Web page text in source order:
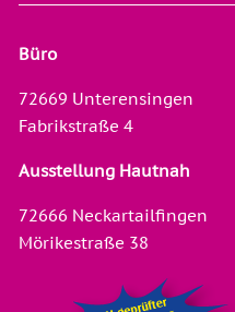
Büro
72669 Unterensingen
Fabrikstraße 4
Ausstellung Hautnah
72666 Neckartailfingen
Mörikestraße 38